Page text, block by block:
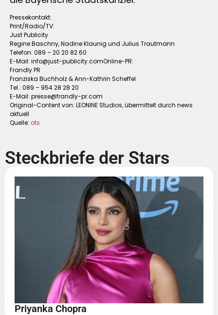
Pressekontakt:
Print/Radio/TV:
Just Publicity
Regine Baschny, Nadine Klaunig und Julius Trautmann
Telefon: 089 – 20 20 82 60
E-Mail: info@just-publicity.comOnline-PR:
Frandly PR
Franziska Buchholz & Ann-Kathrin Scheffel
Tel.: 089 – 954 28 28 20
E-Mail: presse@frandly-pr.com
Original-Content von: LEONINE Studios, übermittelt durch news
aktuell
Quelle: ots
Steckbriefe der Stars
Priyanka Chopra